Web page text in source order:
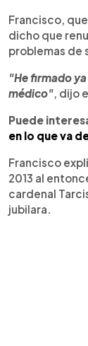
Francisco,
dicho que
problemas de
"He firmado
médico", dijo
Puede
en lo que va
Francisco
2013 al
cardenal
jubilara.